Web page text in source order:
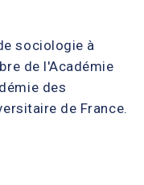
sociologie à
de l'Académie
des
de France.